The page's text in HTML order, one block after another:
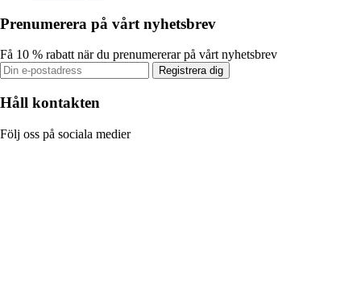
Prenumerera på vårt nyhetsbrev
Få 10 % rabatt när du prenumererar på vårt nyhetsbrev
Registrera dig
Håll kontakten
Följ oss på sociala medier